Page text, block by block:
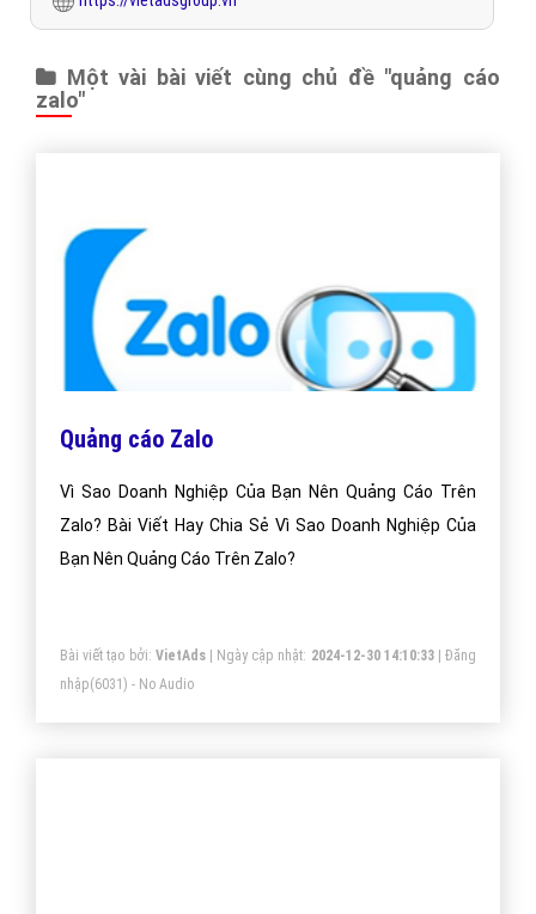
"VietAds gửi lời cảm ơn tới quý khách hàng đã luôn tin dùng
năm vừa qua! -
Đăng nhập"
Số 36 Điện Biên Phủ, Đa Kao, Quận 1, TP.Hồ Chí Minh
0964 82 6644 - (024) 6658 7378
(024) 6658 7378
support@vietadsgroup.vn
https://vietadsgroup.vn
Một vài bài viết cùng chủ đề "quảng cáo
zalo"